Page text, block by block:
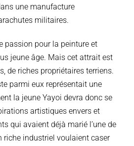
une manufacture
militaires.
passion pour la peinture et
jeune âge. Mais cet attrait est
, de riches propriétaires terriens.
parmi eux représentait une
la jeune Yayoi devra donc se
artistiques envers et
qui avaient déjà marié l’une de
riche industriel voulaient caser